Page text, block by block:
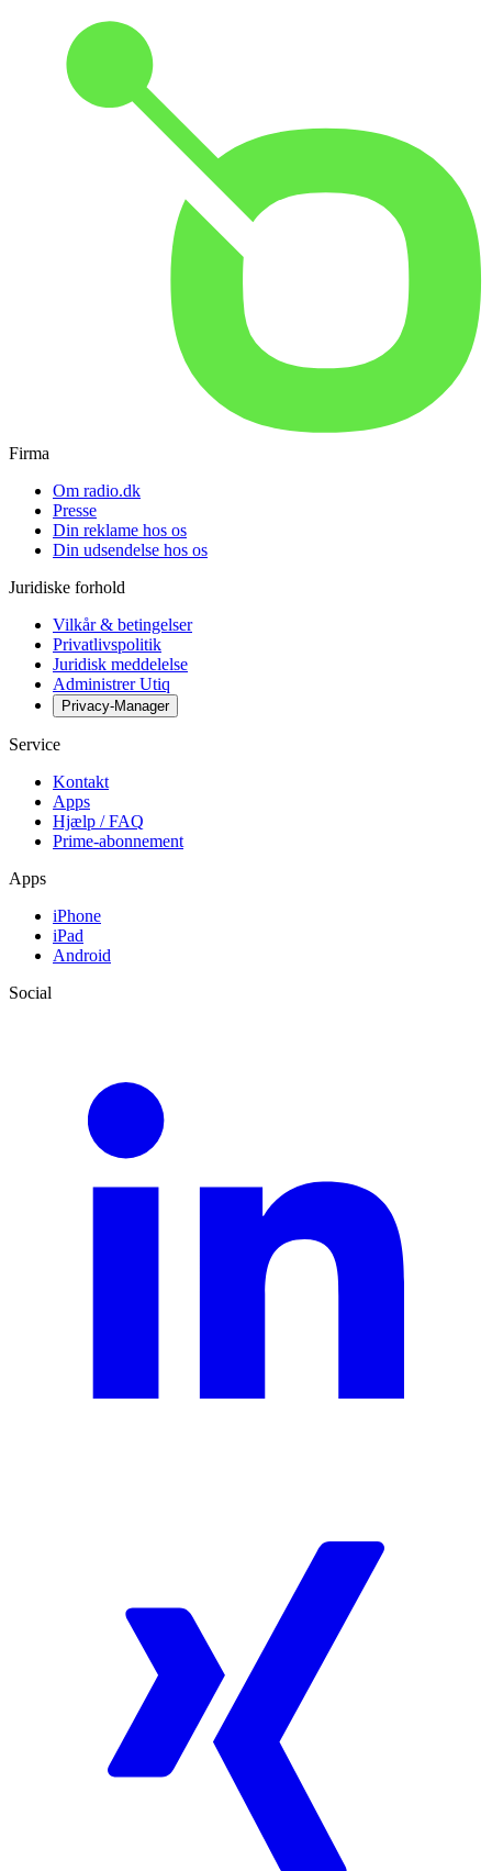
Firma
Om radio.dk
Presse
Din reklame hos os
Din udsendelse hos os
Juridiske forhold
Vilkår & betingelser
Privatlivspolitik
Juridisk meddelelse
Administrer Utiq
Privacy-Manager
Service
Kontakt
Apps
Hjælp / FAQ
Prime-abonnement
Apps
iPhone
iPad
Android
Social